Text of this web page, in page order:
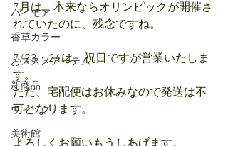
パイモア
香草カラー
おススメアイテム
新商品
ウィッグ
美術館
7月は、本来ならオリンピックが開催さ
れていたのに、残念ですね。
7/23・24は、祝日ですが営業いたしま
す。
ただ、宅配便はお休みなので発送は不
可となります。